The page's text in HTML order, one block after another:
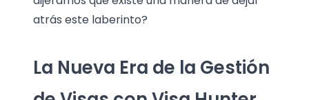
atrás este laberinto?
La Nueva Era de la Gestión